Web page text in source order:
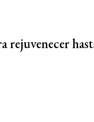
rejuvenecer